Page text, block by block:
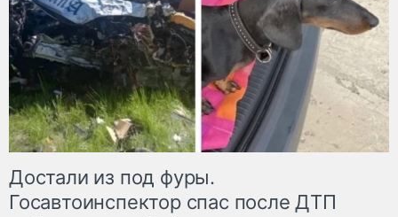
Достали из под фуры.
Госавтоинспектор спас после ДТП